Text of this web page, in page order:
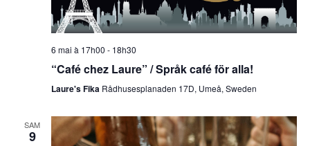
6 mai à 17h00 - 18h30
“Café chez Laure” / Språk café för alla!
Laure's Fika Rådhusesplanaden 17D, Umeå, Sweden
SAM
9